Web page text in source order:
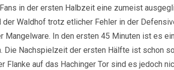
in der ersten Halbzeit eine zumeist
Waldhof trotz etlicher Fehler in der
Mangelware. In den ersten 45 Minuten ist es
Die Nachspielzeit der ersten Hälfte ist schon
Flanke auf das Hachinger Tor sind es jedoch